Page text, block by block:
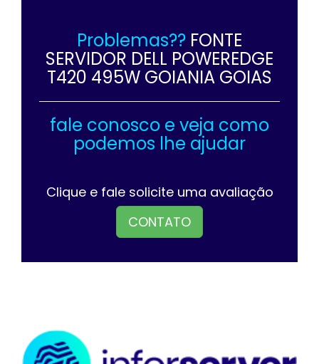
Problemas?? FONTE
SERVIDOR DELL POWEREDGE
T420 495W GOIANIA GOIAS
fale conosco e veja como
podemos lhe ajudar
Clique e fale solicite uma avaliação
CONTATO